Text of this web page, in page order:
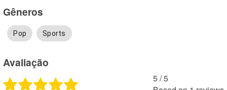
Gêneros
Pop Sports
Avaliação
5 /5